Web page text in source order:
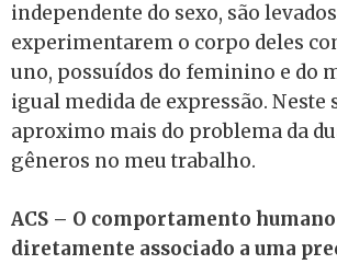
independente do sexo, são
experimentarem o corpo deles
uno, possuídos do feminino e do
igual medida de expressão. Neste
aproximo mais do problema da
gêneros no meu trabalho.
ACS – O comportamento
diretamente associado a uma